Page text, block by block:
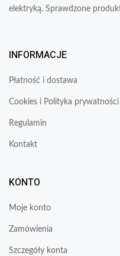
elektryką. Sprawdzone
INFORMACJE
Płatność i dostawa
Cookies i Polityka prywatności
Regulamin
Kontakt
KONTO
Moje konto
Zamówienia
Szczegóły konta